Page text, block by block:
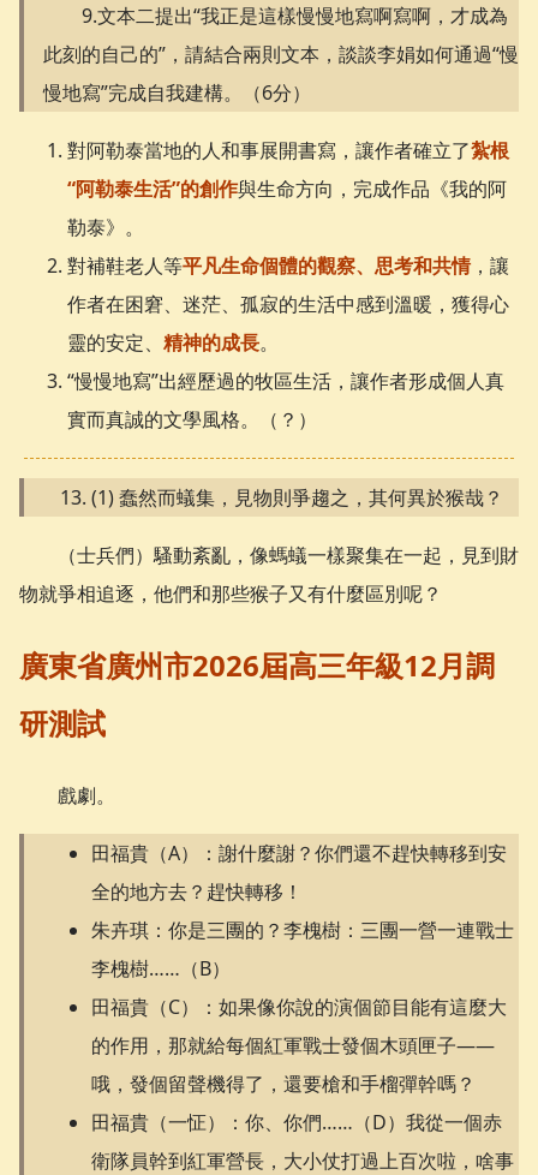
9.文本二提出“我正是這樣慢慢地寫啊寫啊，才成為
此刻的自己的”，請結合兩則文本，談談李娟如何通過“慢
慢地寫”完成自我建構。（6分）
對阿勒泰當地的人和事展開書寫，讓作者確立了紮根
“阿勒泰生活”的創作與生命方向，完成作品《我的阿
勒泰》。
對補鞋老人等平凡生命個體的觀察、思考和共情，讓
作者在困窘、迷茫、孤寂的生活中感到溫暖，獲得心
靈的安定、 精神的成長。
“慢慢地寫”出經歷過的牧區生活，讓作者形成個人真
實而真誠的文學風格。（？）
(1) 蠢然而蟻集，見物則爭趨之，其何異於猴哉？
（士兵們）騷動紊亂，像螞蟻一樣聚集在一起，見到財
物就爭相追逐，他們和那些猴子又有什麼區別呢？
廣東省廣州市2026屆高三年級12月調
研測試
戲劇。
田福貴（A）：謝什麼謝？你們還不趕快轉移到安
全的地方去？趕快轉移！
朱卉琪：你是三團的？李槐樹：三團一營一連戰士
李槐樹……（B）
田福貴（C）：如果像你說的演個節目能有這麼大
的作用，那就給每個紅軍戰士發個木頭匣子——
哦，發個留聲機得了，還要槍和手榴彈幹嗎？
田福貴（一怔）：你、你們……（D）我從一個赤
衛隊員幹到紅軍營長，大小仗打過上百次啦，啥事